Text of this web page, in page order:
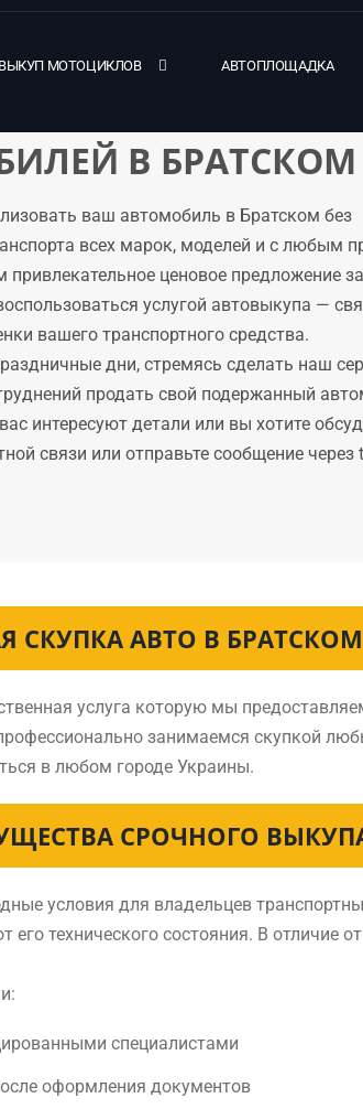
ВЫКУП МОТОЦИКЛОВ АВТОПЛОЩАДКА
В БРАТСКОМ
ваш автомобиль в Братском без
всех марок, моделей и с любым
ценовое предложение
услугой автовыкупа —
вашего транспортного средства.
дни, стремясь сделать наш
продать свой подержанный
интересуют детали или вы хотите
связи или отправьте сообщение через
СКУПКА АВТО В
услуга которую мы
занимаемся скупкой
в любом городе Украины.
СРОЧНОГО
условия для владельцев
технического состояния. В
специалистами
оформления документов